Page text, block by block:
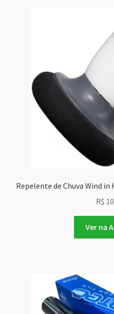
Repelente de Chuva Wind
R$
Ver na